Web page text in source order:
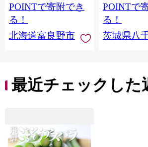
POINTで寄附でき
る！
北海道富良野市
つ デザート
直送 【 先行
年10月下旬
】
POINTで
る！
茨城県八
最近チェックした